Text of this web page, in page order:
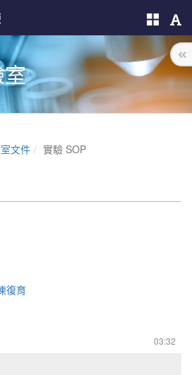
文件 實驗 SOP
復育
03:32